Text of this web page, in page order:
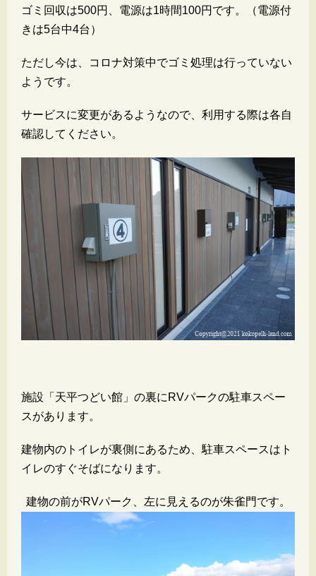
ゴミ回収は500円、電源は1時間100円です。（電源付
きは5台中4台）
ただし今は、コロナ対策中でゴミ処理は行っていない
ようです。
サービスに変更があるようなので、利用する際は各自
確認してください。
施設「天平つどい館」の裏にRVパークの駐車スペー
スがあります。
建物内のトイレが裏側にあるため、駐車スペースはト
イレのすぐそばになります。
建物の前がRVパーク、左に見えるのが朱雀門です。